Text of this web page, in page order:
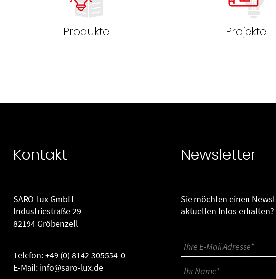
Produkte Projekte
Kontakt
SARO-lux GmbH
Industriestraße 29
82194 Gröbenzell
Telefon:+49 (0) 8142 305554-0
E-Mail: info@saro-lux.de
Newsletter
Sie möchten einen
aktuellen Infos erhalten?